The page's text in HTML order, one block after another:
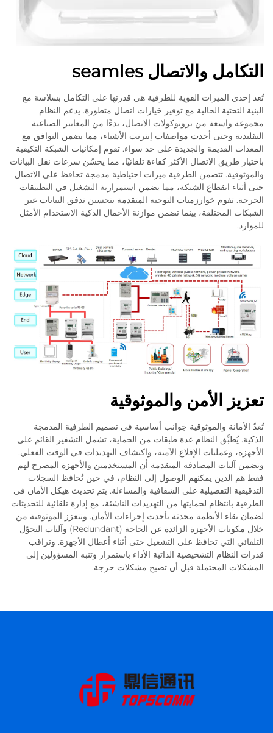
التكامل والاتصال seamles
تُعد إحدى الميزات القوية للطرفية هي قدرتها على التكامل بسلاسة مع
البنية التحتية الحالية مع توفير خيارات اتصال متطورة. يدعم النظام
مجموعة واسعة من بروتوكولات الاتصال، بدءًا من المعايير الصناعية
التقليدية وحتى أحدث مواصفات إنترنت الأشياء، مما يضمن التوافق مع
المعدات القديمة والجديدة على حد سواء. تقوم إمكانيات الشبكة التكيفية
باختيار طريق الاتصال الأكثر كفاءة تلقائيًا، مما يحسّن سرعات نقل البيانات
والموثوقية. تتضمن الطرفية ميزات احتياطية مدمجة تحافظ على الاتصال
حتى أثناء انقطاع الشبكة، مما يضمن استمرارية التشغيل في التطبيقات
الحرجة. تقوم خوارزميات التوجيه المتقدمة بتحسين تدفق البيانات عبر
الشبكات المختلفة، بينما تضمن موازنة الأحمال الذكية الاستخدام الأمثل
للموارد.
تعزيز الأمن والموثوقية
تُعدّ الأمانة والموثوقية جوانب أساسية في تصميم الطرفية المدمجة
الذكية. يُطبَّق النظام عدة طبقات من الحماية، تشمل التشفير القائم على
الأجهزة، وعمليات الإقلاع الآمنة، واكتشاف التهديدات في الوقت الفعلي.
وتضمن آليات المصادقة المتقدمة أن المستخدمين والأجهزة المصرح لهم
فقط هم الذين يمكنهم الوصول إلى النظام، في حين تُحافظ السجلات
التدقيقية التفصيلية على الشفافية والمساءلة. يتم تحديث هيكل الأمان في
الطرفية بانتظام لحمايتها من التهديدات الناشئة، مع إدارة تلقائية للتحديثات
لضمان بقاء الأنظمة محدثة بأحدث إجراءات الأمان. وتتعزز الموثوقية من
خلال مكونات الأجهزة الزائدة عن الحاجة (Redundant) وآليات التحوّل
التلقائي التي تحافظ على التشغيل حتى أثناء أعطال الأجهزة. وتراقب
قدرات النظام التشخيصية الذاتية الأداء باستمرار وتنبه المسؤولين إلى
المشكلات المحتملة قبل أن تصبح مشكلات حرجة.